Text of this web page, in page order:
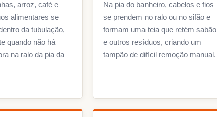
arroz, café e
alimentares se
da tubulação,
quando não há
na ralo da pia da
Na pia do banheiro, cabelos e fios
se prendem no ralo ou no sifão e
formam uma teia que retém sabão
e outros resíduos, criando um
tampão de difícil remoção manual.